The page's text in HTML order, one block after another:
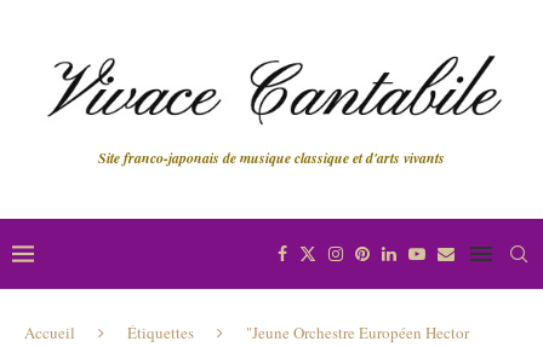
Site franco-japonais de musique classique et d'arts vivants
Accueil Étiquettes
"Jeune Orchestre Européen Hector